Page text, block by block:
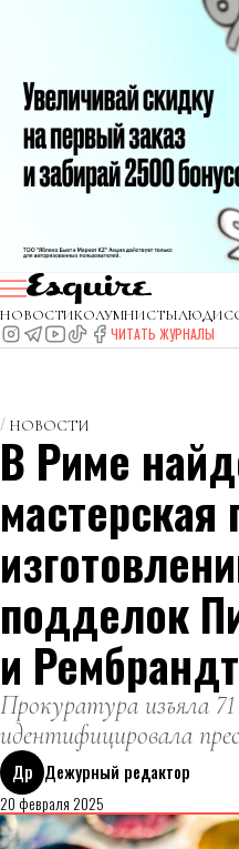
НОВОСТИКОЛУМНИСТЫЛЮДИ
ЧИТАТЬ ЖУРНАЛЫ
НОВОСТИ
В Риме
мастерская
подделок
и
Прокуратура изъяла
идентифицировала
Др Дежурный редактор
20 февраля 2025